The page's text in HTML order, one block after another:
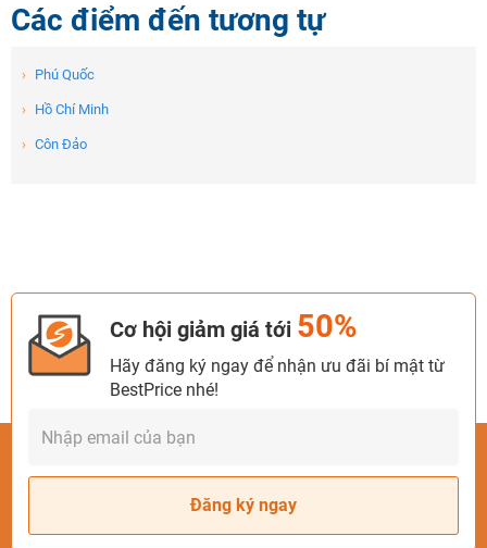
Các điểm đến tương tự
› Phú Quốc
› Hồ Chí Minh
› Côn Đảo
Cơ hội giảm giá tới 50%
Hãy đăng ký ngay để nhận ưu đãi bí mật từ
BestPrice nhé!
Đăng ký ngay